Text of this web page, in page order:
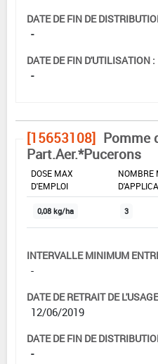
DATE DE FIN DE
-
DATE DE FIN D'UTILISATION :
-
[15653108] Pomme
Part.Aer.*Pucerons
DOSE MAX
D'EMPLOI
NOMBRE
0,08 kg/ha 3
INTERVALLE MINIMUM
-
DATE DE RETRAIT DE
12/06/2019
DATE DE FIN DE
-